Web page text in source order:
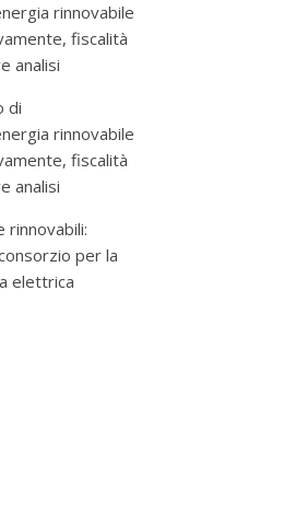
rinnovabile
fiscalità
analisi
di
rinnovabile
fiscalità
analisi
rinnovabili:
per la
elettrica